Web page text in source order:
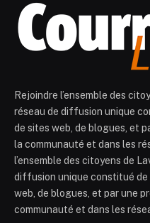
Rejoindre l’ensemble des
réseau de diffusion unique
de sites web, de blogues, et
la communauté et dans les
l’ensemble des citoyens de
diffusion unique constitué de
web, de blogues, et par une
communauté et dans les